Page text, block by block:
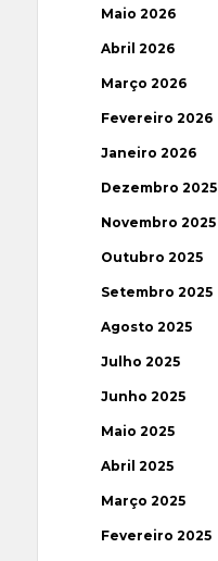
Maio 2026
Abril 2026
Março 2026
Fevereiro 2026
Janeiro 2026
Dezembro 2025
Novembro 2025
Outubro 2025
Setembro 2025
Agosto 2025
Julho 2025
Junho 2025
Maio 2025
Abril 2025
Março 2025
Fevereiro 2025